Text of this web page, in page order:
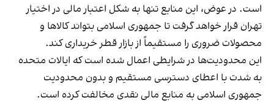
است. در عوض، این منابع تنها به شکل اعتبار مالی در اختیار
تهران قرار خواهد گرفت تا جمهوری اسلامی بتواند کالاها و
محصولات ضروری را مستقیماً از بازار قطر خریداری کند.
این محدودیت‌ها در شرایطی اعمال شده است که ایالات متحده
به شدت با اعطای دسترسی مستقیم و بدون محدودیت
جمهوری اسلامی به منابع مالی نقدی مخالفت کرده است.